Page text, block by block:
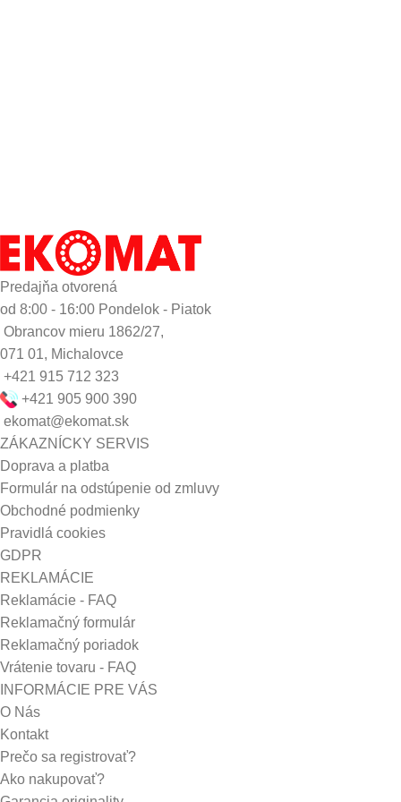
Predajňa otvorená
od 8:00 - 16:00 Pondelok - Piatok
Obrancov mieru 1862/27,
071 01, Michalovce
+421 915 712 323
+421 905 900 390
ekomat@ekomat.sk
ZÁKAZNÍCKY SERVIS
Doprava a platba
Formulár na odstúpenie od zmluvy
Obchodné podmienky
Pravidlá cookies
GDPR
REKLAMÁCIE
Reklamácie - FAQ
Reklamačný formulár
Reklamačný poriadok
Vrátenie tovaru - FAQ
INFORMÁCIE PRE VÁS
O Nás
Kontakt
Prečo sa registrovať?
Ako nakupovať?